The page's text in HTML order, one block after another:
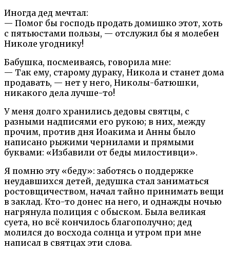
Иногда дед мечтал:
— Помог бы господь продать домишко этот, хоть
с пятьюстами пользы, — отслужил бы я молебен
Николе угоднику!
Бабушка, посмеиваясь, говорила мне:
— Так ему, старому дураку, Никола и станет дома
продавать, — нет у него, Николы-батюшки,
никакого дела лучше-то!
У меня долго хранились дедовы святцы, с
разными надписями его рукою; в них, между
прочим, против дня Иоакима и Анны было
написано рыжими чернилами и прямыми
буквами: «Избавили от беды милостивци».
Я помню эту «беду»: заботясь о поддержке
неудавшихся детей, дедушка стал заниматься
ростовщичеством, начал тайно принимать вещи
в заклад. Кто-то донес на него, и однажды ночью
нагрянула полиция с обыском. Была великая
суета, но всё кончилось благополучно; дед
молился до восхода солнца и утром при мне
написал в святцах эти слова.